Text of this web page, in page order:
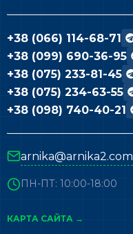
+38 (066) 114-68-71
+38 (099) 690-36-95
+38 (075) 233-81-45
+38 (075) 234-63-55
+38 (098) 740-40-21
arnika@arnika2.com
ПН-ПТ: 10:00-18:00
КАРТА САЙТА →